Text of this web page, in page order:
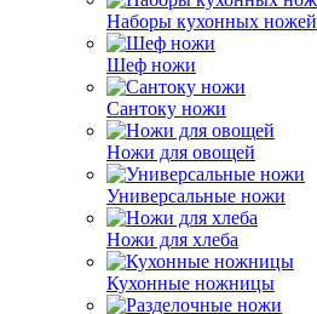
Наборы кухонных ножей
Шеф ножи
Сантоку ножи
Ножи для овощей
Универсальные ножи
Ножи для хлеба
Кухонные ножницы